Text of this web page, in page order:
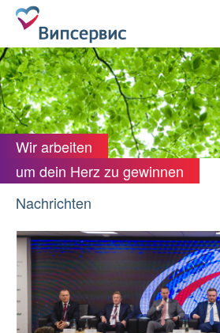
Wir arbeiten
um dein Herz zu gewinnen
Nachrichten